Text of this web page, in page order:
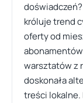
króluje trend
oferty od
warsztatów z
doskonała
treści lokalne.